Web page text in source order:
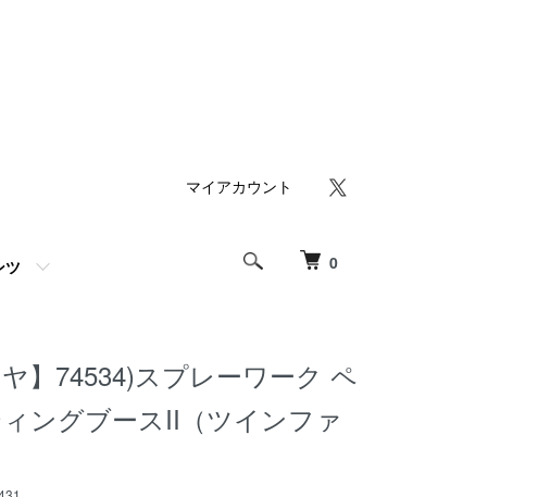
0
ツ
マイアカウント
ヤ】74534)スプレーワーク ペ
ングブースII（ツインファ